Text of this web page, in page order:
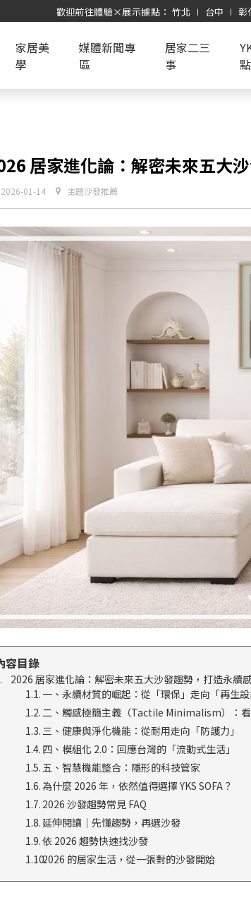
歡迎前往體驗×展示據點： 竹北 ∣ 台中 ∣
家居美
學
媒體新聞專
區
居家二三
事
點
居家進化論：解密未來五大
2026-01-14 主題沙發推薦
容目錄
2026 居家進化論：解密未來五大沙發趨勢，打造永續
一、永續材質的崛起：從「環保」走向「再生設
二、觸感極簡主義（Tactile Minimalism）：
三、健康與淨化機能：從耐用走向「防護力」
四、模組化 2.0：回應台灣的「流動式生活」
五、智慧機能整合：隱形的科技管家
為什麼 2026 年，依然值得選擇 YKS SOFA？
2026 沙發趨勢常見 FAQ
延伸閱讀｜先懂趨勢，再選沙發
依 2026 趨勢快速找沙發
2026 的居家生活，從一張對的沙發開始